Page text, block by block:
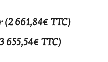
(2 661,84€ TTC)
655,54€ TTC)